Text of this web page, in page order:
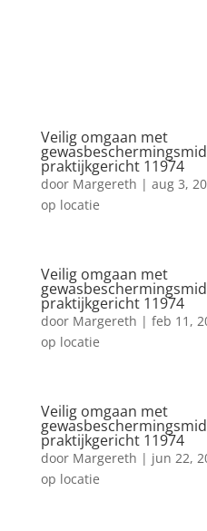
Veilig omgaan met
praktijkgericht 11974
door Margereth | aug 3,
op locatie
Veilig omgaan met
praktijkgericht 11974
door Margereth | feb 11,
op locatie
Veilig omgaan met
praktijkgericht 11974
door Margereth | jun 22,
op locatie